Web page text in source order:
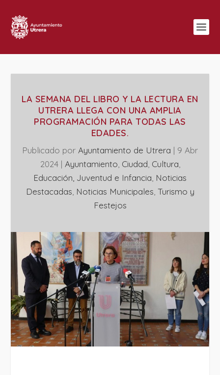
LA SEMANA DEL LIBRO Y LA LECTURA EN
UTRERA LLEGA CON UNA AMPLIA
PROGRAMACIÓN PARA TODAS LAS
EDADES.
Publicado por Ayuntamiento de Utrera | 9 Abr
2024| Ayuntamiento Ciudad Cultura
Educación, Juventud e Infancia Noticias
Destacadas ‎Noticias Municipales Turismo y
Festejos